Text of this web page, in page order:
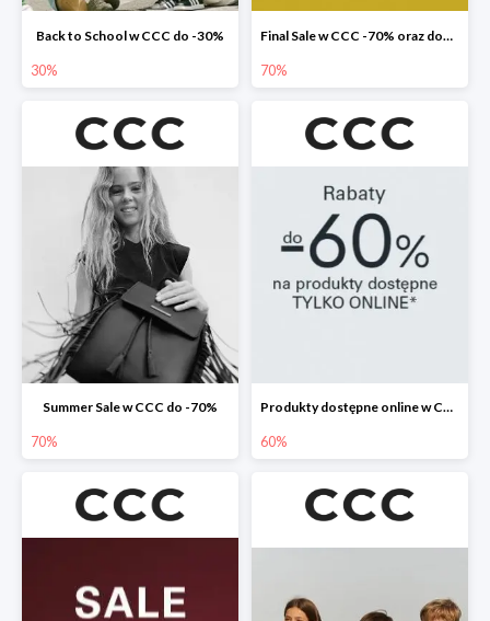
Back to School w CCC do -30%
30%
Final Sale w CCC -70% oraz dodatkowe -30%
70%
Summer Sale w CCC do -70%
70%
Produkty dostępne online w CCC do -60%
60%